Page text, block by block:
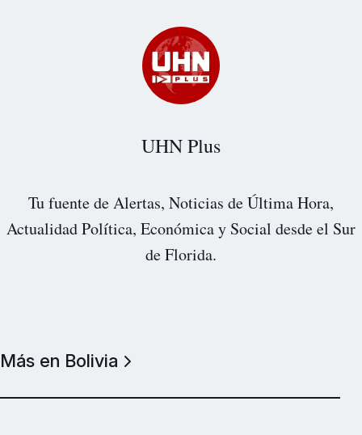
UHN Plus
Tu fuente de Alertas, Noticias de Última Hora,
Actualidad Política, Económica y Social desde el Sur
de Florida.
Más en Bolivia